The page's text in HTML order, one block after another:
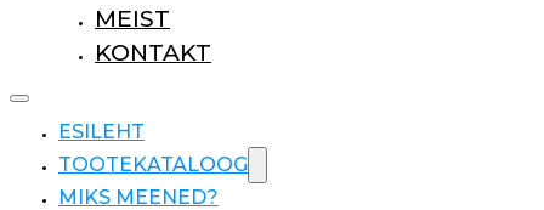
MEIST
KONTAKT
ESILEHT
TOOTEKATALOOG
MIKS MEENED?